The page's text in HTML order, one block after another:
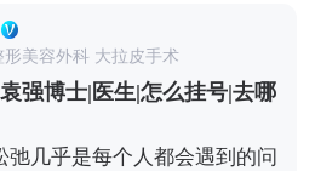
跟进也不能少，负责任的医
情况，有问题及时处理，而
。小切口提升是医疗行为，多
么都重要。 想知道更多关于
，可以去官方媒体平台（公众
胀痛感，基本不影响正常休
适的，用点常规镇痛药就能
再说说大家怕的“皮肉分离”，
硬感，其实大多是手术只拉了
织导致的。像MCR复合提升
会分层处理，皮肤、筋膜、脂
美容外科 大拉皮手术
强博士|医生|怎么挂号|去哪
弛几乎是每个人都会遇到的问